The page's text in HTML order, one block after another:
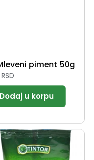
piment 50g
RSD